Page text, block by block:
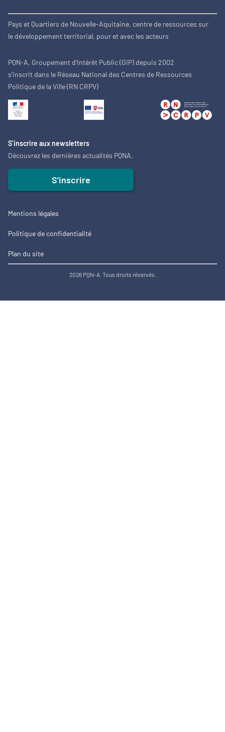
Pays et Quartiers de Nouvelle-Aquitaine, centre de ressources sur
le développement territorial, pour et avec les acteurs
PQN-A, Groupement d'Intérêt Public (GIP) depuis 2002
s'inscrit dans le Réseau National des Centres de Ressources
Politique de la Ville (RN CRPV)
S’inscrire aux newsletters
Découvrez les dernières actualités PQNA.
S'inscrire
Mentions légales
Politique de confidentialité
Plan du site
2026 PQN-A. Tous droits réservés.